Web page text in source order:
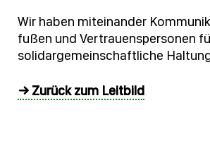
Wir haben miteinander
fußen und Vertrauenspersonen
solidargemeinschaftliche
→ Zurück zum Leitbild